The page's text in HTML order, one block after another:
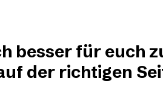
besser für euch
der richtigen